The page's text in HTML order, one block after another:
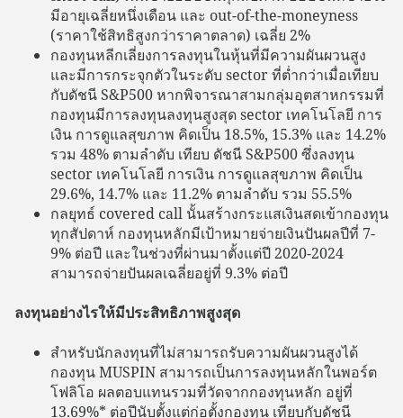
มีอายุเฉลี่ยหนึ่งเดือน และ out-of-the-moneyness
(ราคาใช้สิทธิสูงกว่าราคาตลาด) เฉลี่ย 2%
กองทุนหลีกเลี่ยงการลงทุนในหุ้นที่มีความผันผวนสูง
และมีการกระจุกตัวในระดับ sector ที่ต่ำกว่าเมื่อเทียบ
กับดัชนี S&P500 หากพิจารณาสามกลุ่มอุตสาหกรรมที่
กองทุนมีการลงทุนลงทุนสูงสุด sector เทคโนโลยี การ
เงิน การดูแลสุขภาพ คิดเป็น 18.5%, 15.3% และ 14.2%
รวม 48% ตามลำดับ เทียบ ดัชนี S&P500 ซึ่งลงทุน
sector เทคโนโลยี การเงิน การดูแลสุขภาพ คิดเป็น
29.6%, 14.7% และ 11.2% ตามลำดับ รวม 55.5%
กลยุทธ์ covered call นั้นสร้างกระแสเงินสดเข้ากองทุน
ทุกสัปดาห์ กองทุนหลักมีเป้าหมายจ่ายเงินปันผลปีที่ 7-
9% ต่อปี และในช่วงที่ผ่านมาตั้งแต่ปี 2020-2024
สามารถจ่ายปันผลเฉลี่ยอยู่ที่ 9.3% ต่อปี
ลงทุนอย่างไรให้มีประสิทธิภาพสูงสุด
สำหรับนักลงทุนที่ไม่สามารถรับความผันผวนสูงได้
กองทุน MUSPIN สามารถเป็นการลงทุนหลักในพอร์ต
โฟลิโอ ผลตอบแทนรวมที่วัดจากกองทุนหลัก อยู่ที่
13.69%* ต่อปีนับตั้งแต่ก่อตั้งกองทุน เทียบกับดัชนี